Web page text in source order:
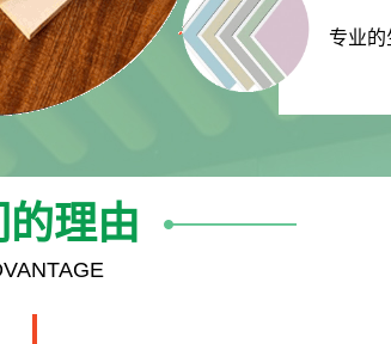
专业的
理由